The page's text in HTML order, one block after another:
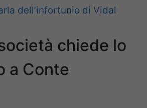
dell’infortunio di Vidal
chiede lo
a Conte